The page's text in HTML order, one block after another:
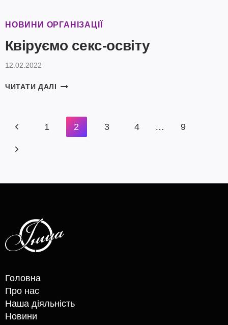
УКРАЇНКИ
НОВИНИ ОРГАНІЗАЦІЇ
Квіруємо секс-освіту
12.02.2022
ЧИТАТИ ДАЛІ КВІРУЄМО
Навігація
за
Попередня
сторінка
1 2 3 4 … 9
Наступна
Головна
Про нас
Наша діяльність
Новини